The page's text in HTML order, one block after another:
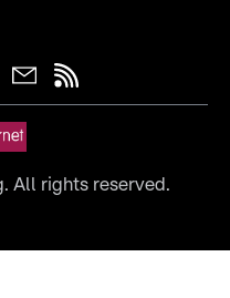
All rights reserved.